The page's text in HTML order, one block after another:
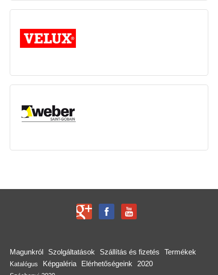
Magunkról Szolgáltatások Szállítás és fizetés Termékek
Katalógus Képgaléria Elérhetőségeink 2020